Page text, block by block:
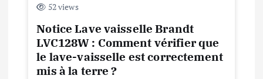
52 views
Notice Lave vaisselle Brandt
LVC128W : Comment vérifier que
le lave-vaisselle est correctement
mis à la terre ?